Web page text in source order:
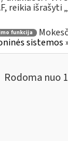
reikia išrašyti
funkcija
sistemos
Rodoma nuo